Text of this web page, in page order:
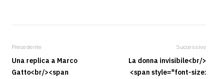
Precedente
Una replica a Marco
Gatto<br/><span
Successivo
La donna invisibile<br/>
<span style="font-size: